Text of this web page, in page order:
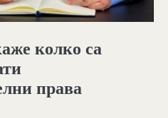
колко са
права